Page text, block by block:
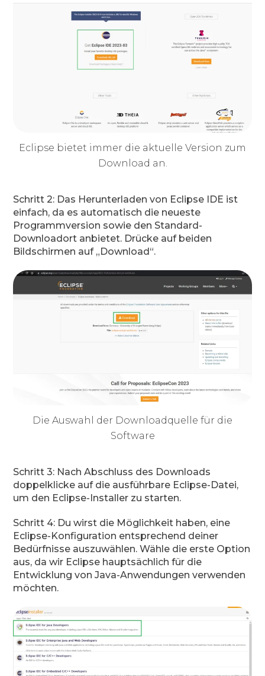
Eclipse bietet immer die aktuelle Version zum
Download an.
Schritt 2: Das Herunterladen von Eclipse IDE ist
einfach, da es automatisch die neueste
Programmversion sowie den Standard-
Downloadort anbietet. Drücke auf beiden
Bildschirmen auf „Download“.
Die Auswahl der Downloadquelle für die
Software
Schritt 3: Nach Abschluss des Downloads
doppelklicke auf die ausführbare Eclipse-Datei,
um den Eclipse-Installer zu starten.
Schritt 4: Du wirst die Möglichkeit haben, eine
Eclipse-Konfiguration entsprechend deiner
Bedürfnisse auszuwählen. Wähle die erste Option
aus, da wir Eclipse hauptsächlich für die
Entwicklung von Java-Anwendungen verwenden
möchten.